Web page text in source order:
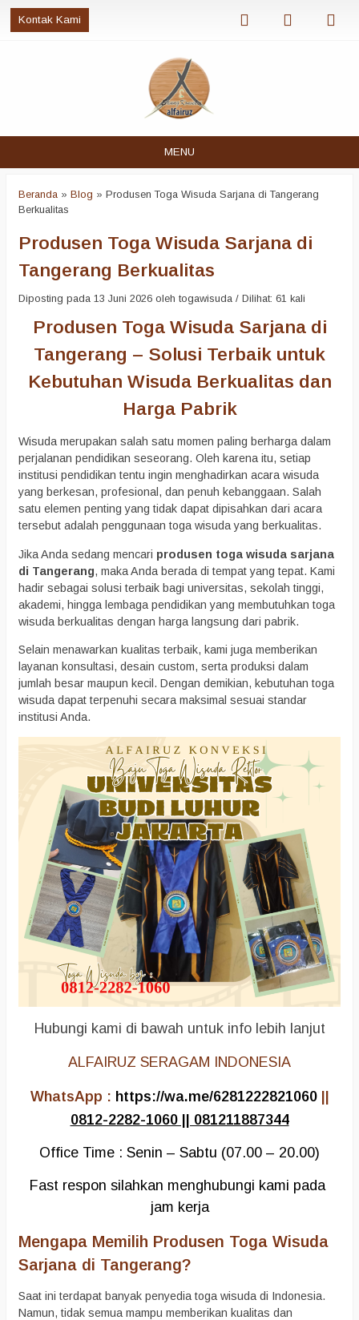
Kontak Kami
MENU
Beranda » Blog » Produsen Toga Wisuda Sarjana di Tangerang
Berkualitas
Produsen Toga Wisuda Sarjana di
Tangerang Berkualitas
Diposting pada 13 Juni 2026 oleh togawisuda / Dilihat: 61 kali
Produsen Toga Wisuda Sarjana di
Tangerang – Solusi Terbaik untuk
Kebutuhan Wisuda Berkualitas dan
Harga Pabrik
Wisuda merupakan salah satu momen paling berharga dalam
perjalanan pendidikan seseorang. Oleh karena itu, setiap
institusi pendidikan tentu ingin menghadirkan acara wisuda
yang berkesan, profesional, dan penuh kebanggaan. Salah
satu elemen penting yang tidak dapat dipisahkan dari acara
tersebut adalah penggunaan toga wisuda yang berkualitas.
Jika Anda sedang mencari produsen toga wisuda sarjana
di Tangerang, maka Anda berada di tempat yang tepat. Kami
hadir sebagai solusi terbaik bagi universitas, sekolah tinggi,
akademi, hingga lembaga pendidikan yang membutuhkan toga
wisuda berkualitas dengan harga langsung dari pabrik.
Selain menawarkan kualitas terbaik, kami juga memberikan
layanan konsultasi, desain custom, serta produksi dalam
jumlah besar maupun kecil. Dengan demikian, kebutuhan toga
wisuda dapat terpenuhi secara maksimal sesuai standar
institusi Anda.
Hubungi kami di bawah untuk info lebih lanjut
ALFAIRUZ SERAGAM INDONESIA
WhatsApp : https://wa.me/6281222821060||
0812-2282-1060 || 081211887344
Office Time : Senin – Sabtu (07.00 – 20.00)
Fast respon silahkan menghubungi kami pada
jam kerja
Mengapa Memilih Produsen Toga Wisuda
Sarjana di Tangerang?
Saat ini terdapat banyak penyedia toga wisuda di Indonesia.
Namun, tidak semua mampu memberikan kualitas dan